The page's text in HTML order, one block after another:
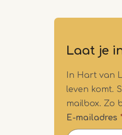
Laat je
In Hart van
leven komt.
mailbox. Zo
E-mailadres